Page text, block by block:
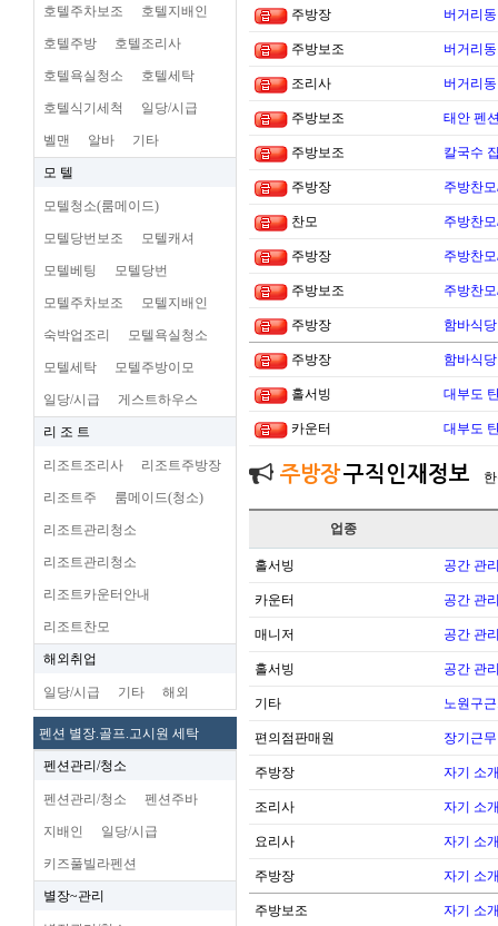
호텔주차보조 호텔지배인
호텔주방 호텔조리사
호텔욕실청소 호텔세탁
호텔식기세척 일당/시급
벨맨 알바 기타
모 텔
모텔청소(룸메이드)
모텔당번보조 모텔캐셔
모텔베팅 모텔당번
모텔주차보조 모텔지배인
숙박업조리 모텔욕실청소
모텔세탁 모텔주방이모
일당/시급 게스트하우스
리 조 트
리조트조리사 리조트주방장
리조트주 룸메이드(청소)
리조트관리청소
리조트관리청소
리조트카운터안내
리조트찬모
해외취업
일당/시급 기타 해외
펜션 별장.골프.고시원 세탁
펜션관리/청소
펜션관리/청소 펜션주바
지배인 일당/시급
키즈풀빌라펜션
별장~관리
주방장 버거리
주방보조 버거리
조리사 버거리
주방보조 태안 펜
주방보조 칼국수
주방장 주방찬
찬모 주방찬
주방장 주방찬
주방보조 주방찬
주방장 함바식
주방장 함바식
홀서빙 대부도
카운터 대부도
주방장구직인재정보
업종
홀서빙 공간 관
카운터 공간 관
매니저 공간 관
홀서빙 공간 관
기타 노원구
편의점판매원 장기근
주방장 자기 소
조리사 자기 소
요리사 자기 소
주방장 자기 소
주방보조 자기 소